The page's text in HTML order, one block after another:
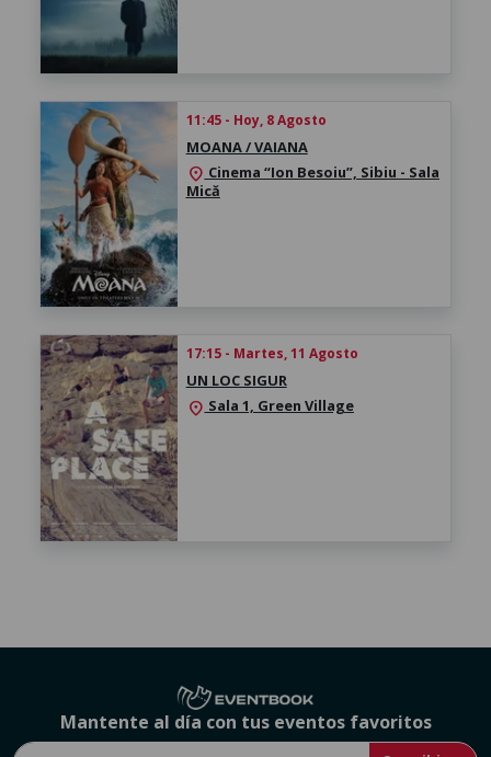
11:45 - Hoy, 8 Agosto
MOANA / VAIANA
location_on Cinema “Ion Besoiu”, Sibiu - Sala
Mică
17:15 - Martes, 11 Agosto
UN LOC SIGUR
location_on Sala 1, Green Village
Mantente al día con tus eventos favoritos